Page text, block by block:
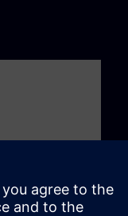
SINUMERIK - Part